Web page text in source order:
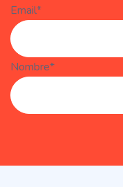
Email*
Nombre*